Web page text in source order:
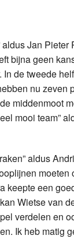
Jan Pieter
bijna geen
de tweede
nu zeven
middenmoot
mooi team”
aldus
keepte een
Wietse van
verdelen en
Ik heb matig